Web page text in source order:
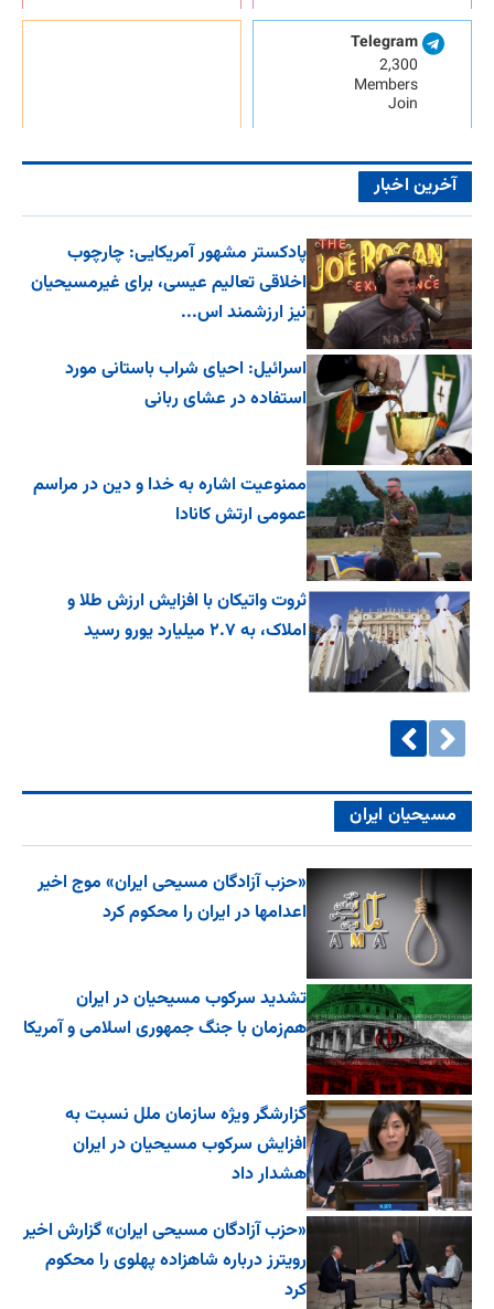
Telegram
2,300
Members
Join
آخرین اخبار
پادکستر مشهور آمریکایی: چارچوب
اخلاقی تعالیم عیسی، برای غیرمسیحیان
نیز ارزشمند اس...
اسرائیل: احیای شراب باستانی مورد
استفاده در عشای ربانی
ممنوعیت اشاره به خدا و دین در مراسم
عمومی ارتش کانادا
ثروت واتیکان با افزایش ارزش طلا و
املاک، به ۲.۷ میلیارد یورو رسید
مسیحیان ایران
«حزب آزادگان مسیحی ایران» موج اخیر
اعدامها در ایران را محکوم کرد
تشدید سرکوب مسیحیان در ایران
هم‌زمان با جنگ جمهوری اسلامی و آمریکا
گزارشگر ویژه سازمان ملل نسبت به
افزایش سرکوب مسیحیان در ایران
هشدار داد
«حزب آزادگان مسیحی ایران» گزارش اخیر
رویترز درباره شاهزاده پهلوی را محکوم
کرد